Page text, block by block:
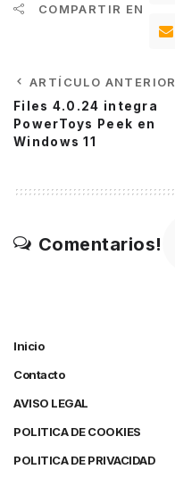
COMPARTIR EN
ARTÍCULO ANTERIOR
Files 4.0.24 integra
PowerToys Peek en
Windows 11
Comentarios!
Inicio
Contacto
AVISO LEGAL
POLITICA DE COOKIES
POLITICA DE PRIVACIDAD